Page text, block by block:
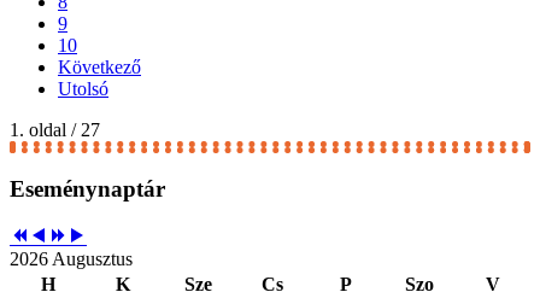
9
10
Következő
Utolsó
1. oldal / 27
Eseménynaptár
2026 Augusztus
H
K Sze Cs P Szo
V